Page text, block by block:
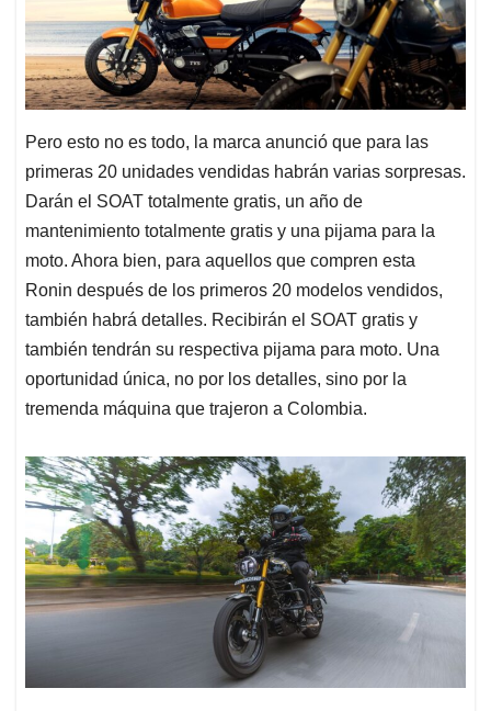
Pero esto no es todo, la marca anunció que para las
primeras 20 unidades vendidas habrán varias sorpresas.
Darán el SOAT totalmente gratis, un año de
mantenimiento totalmente gratis y una pijama para la
moto. Ahora bien, para aquellos que compren esta
Ronin después de los primeros 20 modelos vendidos,
también habrá detalles. Recibirán el SOAT gratis y
también tendrán su respectiva pijama para moto. Una
oportunidad única, no por los detalles, sino por la
tremenda máquina que trajeron a Colombia.